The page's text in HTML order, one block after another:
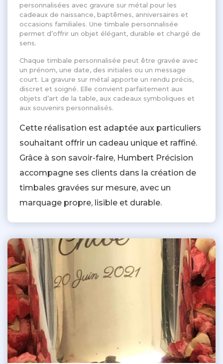
personnalisées avec gravure sur métal pour les
cadeaux de naissance, baptêmes, anniversaires et
occasions familiales. Une timbale personnalisée
permet d’offrir un objet élégant, durable et chargé de
sens.
Chaque timbale personnalisée peut être gravée avec
un prénom, une date, des initiales ou un message
court. La gravure sur métal apporte un rendu précis,
discret et soigné. Elle convient parfaitement aux
objets d’art de la table, aux cadeaux symboliques et
aux souvenirs personnalisés.
Cette réalisation est adaptée aux particuliers
souhaitant offrir un cadeau unique et raffiné.
Grâce à son savoir-faire, Humbert Précision
accompagne ses clients dans la création de
timbales gravées sur mesure, avec un
marquage propre, lisible et durable.